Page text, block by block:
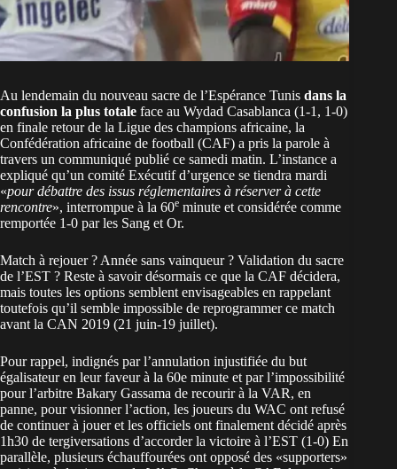
Au lendemain du nouveau sacre de l’Espérance Tunis dans la
confusion la plus totale face au Wydad Casablanca (1-1, 1-0)
en finale retour de la Ligue des champions africaine, la
Confédération africaine de football (CAF) a pris la parole à
travers un communiqué publié ce samedi matin. L’instance a
expliqué qu’un comité Exécutif d’urgence se tiendra mardi
«pour débattre des issus réglementaires à réserver à cette
rencontre», interrompue à la 60e minute et considérée comme
remportée 1-0 par les Sang et Or.
Match à rejouer ? Année sans vainqueur ? Validation du sacre
de l’EST ? Reste à savoir désormais ce que la CAF décidera,
mais toutes les options semblent envisageables en rappelant
toutefois qu’il semble impossible de reprogrammer ce match
avant la CAN 2019 (21 juin-19 juillet).
Pour rappel, indignés par l’annulation injustifiée du but
égalisateur en leur faveur à la 60e minute et par l’impossibilité
pour l’arbitre Bakary Gassama de recourir à la VAR, en
panne, pour visionner l’action, les joueurs du WAC ont refusé
de continuer à jouer et les officiels ont finalement décidé après
1h30 de tergiversations d’accorder la victoire à l’EST (1-0) En
parallèle, plusieurs échauffourées ont opposé des «supporters»